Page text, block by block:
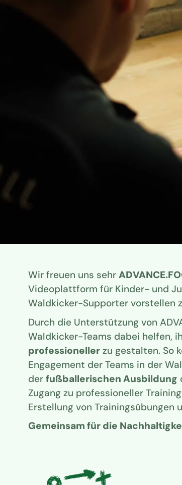
Wir freuen uns sehr
Videoplattform für Kinder- und
Waldkicker-Supporter vorstellen
Durch die Unterstützung von
Waldkicker-Teams dabei helfen,
professioneller zu gestalten. So
Engagement der Teams in der
der fußballerischen Ausbildung
Zugang zu professioneller
Erstellung von Trainingsübungen
Gemeinsam für die